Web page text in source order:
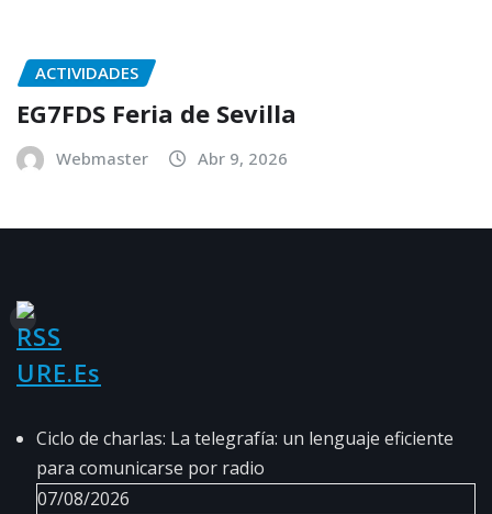
ACTIVIDADES
EG7FDS Feria de Sevilla
Webmaster Abr 9, 2026
URE.es
Ciclo de charlas: La telegrafía: un lenguaje eficiente
para comunicarse por radio
07/08/2026